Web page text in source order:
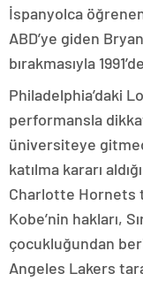
İspanyolca
ABD’ye giden
bırakmasıyla
Philadelphia’daki
performansla
üniversiteye
katılma kararı
Charlotte Hornets
Kobe’nin hakları,
çocukluğundan
Angeles Lakers